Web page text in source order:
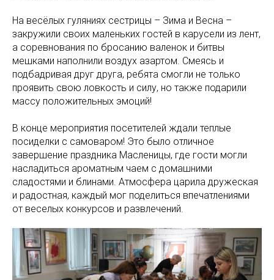
На весёлых гуляниях сестрицы – Зима и Весна –
закружили своих маленьких гостей в карусели из лент,
а соревнования по бросанию валенок и битвы
мешками наполнили воздух азартом. Смеясь и
подбадривая друг друга, ребята смогли не только
проявить свою ловкость и силу, но также подарили
массу положительных эмоций!
В конце мероприятия посетителей ждали теплые
посиделки с самоваром! Это было отличное
завершение праздника Масленицы, где гости могли
насладиться ароматным чаем с домашними
сладостями и блинами. Атмосфера царила дружеская
и радостная, каждый мог поделиться впечатлениями
от веселых конкурсов и развлечений.